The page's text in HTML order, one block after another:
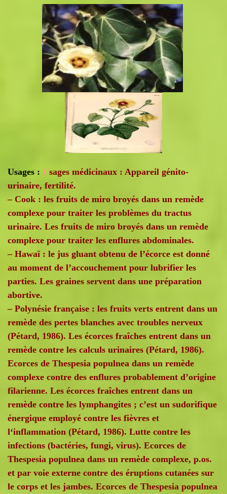
Usages : Usages médicinaux : Appareil génito-
urinaire, fertilité.
– Cook : les fruits de miro broyés dans un remède
complexe pour traiter les problèmes du tractus
urinaire. Les fruits de miro broyés dans un remède
complexe pour traiter les enflures abdominales.
– Hawaï : le jus gluant obtenu de l’écorce est donné
au moment de l’accouchement pour lubrifier les
parties. Les graines servent dans une préparation
abortive.
– Polynésie française : les fruits verts entrent dans un
remède des pertes blanches avec troubles nerveux
(Pétard, 1986). Les écorces fraîches entrent dans un
remède contre les calculs urinaires (Pétard, 1986).
Ecorces de Thespesia populnea dans un remède
complexe contre des enflures probablement d’origine
filarienne. Les écorces fraîches entrent dans un
remède contre les lymphangites ; c’est un sudorifique
énergique employé contre les fièvres et
l‘inflammation (Pétard, 1986). Lutte contre les
infections (bactéries, fungi, virus). Ecorces de
Thespesia populnea dans un remède complexe, p.os.
et par voie externe contre des éruptions cutanées sur
le corps et les jambes. Ecorces de Thespesia populnea